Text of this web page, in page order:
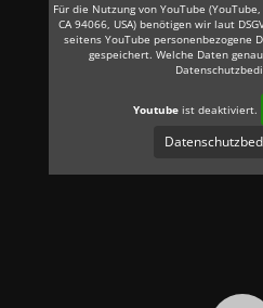
Für die Nutzung von YouTube
CA 94066, USA) benötigen wir laut
seitens YouTube personenbezogene
gespeichert. Welche Daten
Youtube ist deaktiviert.